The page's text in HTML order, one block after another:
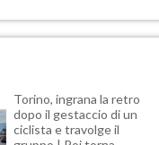
Torino, ingrana la retro
dopo il gestaccio di un
ciclista e travolge il